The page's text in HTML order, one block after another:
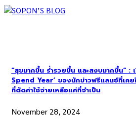
“สุขมากขึ้น ร่ำรวยขึ้น และสงบมากขึ้น” :
Spend Year’ ของนักข่าวฟรีแลนซ์ที่เค
ที่ตัดค่าใช้จ่ายเหลือแค่ที่จำเป็น
November 28, 2024